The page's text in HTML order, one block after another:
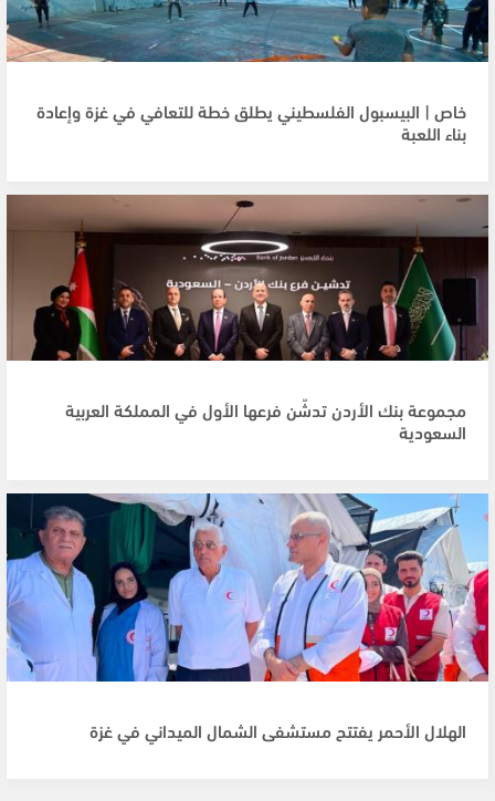
خاص | البيسبول الفلسطيني يطلق خطة للتعافي في غزة وإعادة
بناء اللعبة
مجموعة بنك الأردن تدشّن فرعها الأول في المملكة العربية
السعودية
الهلال الأحمر يفتتح مستشفى الشمال الميداني في غزة